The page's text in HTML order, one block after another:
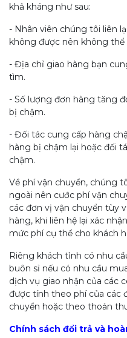
khả kháng như sau:
- Nhân viên chúng tôi liên
không được nên không thể
- Địa chỉ giao hàng bạn
tìm.
- Số lượng đơn hàng tăng
bị chậm.
- Đối tác cung cấp hàng
hàng bị chậm lại hoặc đối
chậm.
Về phí vận chuyển, chúng
ngoài nên cước phí vận
các đơn vị vận chuyển tùy
hàng, khi liên hệ lại xác
mức phí cụ thể cho khách
Riêng khách tỉnh có nhu
buôn sỉ nếu có nhu cầu
dịch vụ giao nhận của các
được tính theo phí của các
chuyển hoặc theo thoản
Chính sách đổi trả và